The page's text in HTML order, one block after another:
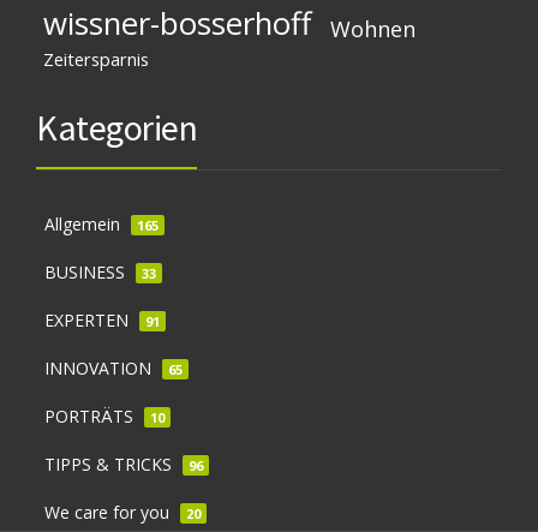
wissner-bosserhoff Wohnen
Zeitersparnis
Kategorien
Allgemein 165
BUSINESS 33
EXPERTEN 91
INNOVATION 65
PORTRÄTS 10
TIPPS & TRICKS 96
We care for you 20